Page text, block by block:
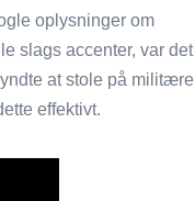
oplysninger om
slags accenter, var det
at stole på militære
effektivt.